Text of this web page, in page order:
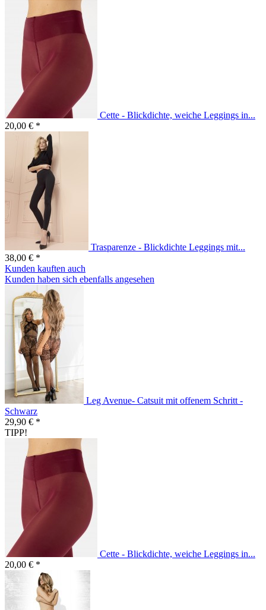
Cette - Blickdichte, weiche Leggings in...
20,00 € *
Trasparenze - Blickdichte Leggings mit...
38,00 € *
Kunden kauften auch
Kunden haben sich ebenfalls angesehen
Leg Avenue- Catsuit mit offenem Schritt -
Schwarz
29,90 € *
TIPP!
Cette - Blickdichte, weiche Leggings in...
20,00 € *